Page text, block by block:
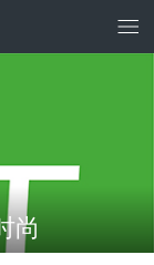
尚